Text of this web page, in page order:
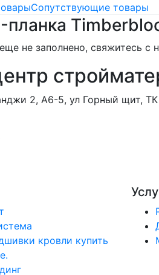
Сопутствующие товары
планка
не заполнено, свяжитесь
2, А6-5, ул Горный щит,
кровли купить